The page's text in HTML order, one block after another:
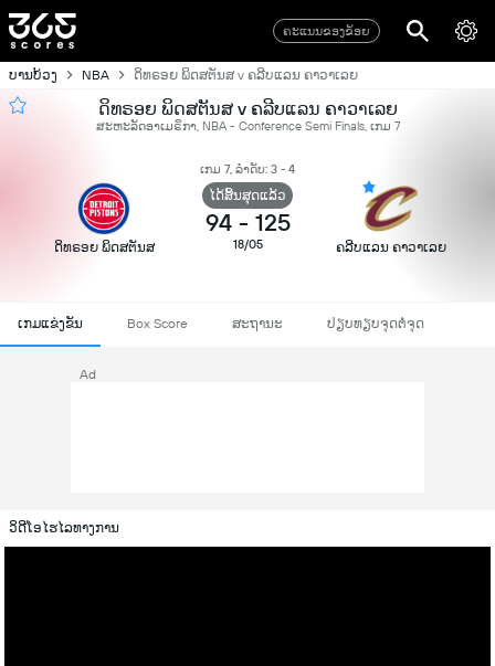
ຄະແນນຂອງຂ້ອຍ
ບານບ້ວງ NBA ດິທຣອຍ ພິດສຕັນສ v ຄລີບແລນ ຄາວາເລຍ
ດິທຣອຍ ພິດສຕັນສ v ຄລີບແລນ ຄາວາເລຍ
ສະຫະລັດອາເມຣິກາ, NBA - Conference Semi Finals, ເກມ 7
ເກມ 7, ລຳດັບ: 3 - 4
ດິທຣອຍ ພິດສຕັນສ
ໄດ້ສິ້ນສຸດແລ້ວ
94 - 125
18/05 ຄລີບແລນ ຄາວາເລຍ
ເກມແຂ່ງຂັນ Box Score ສະຖານະ ປຽບທຽບຈຸດຕໍ່ຈຸດ
Ad
ວິດີໂອໄຮໄລທາງການ